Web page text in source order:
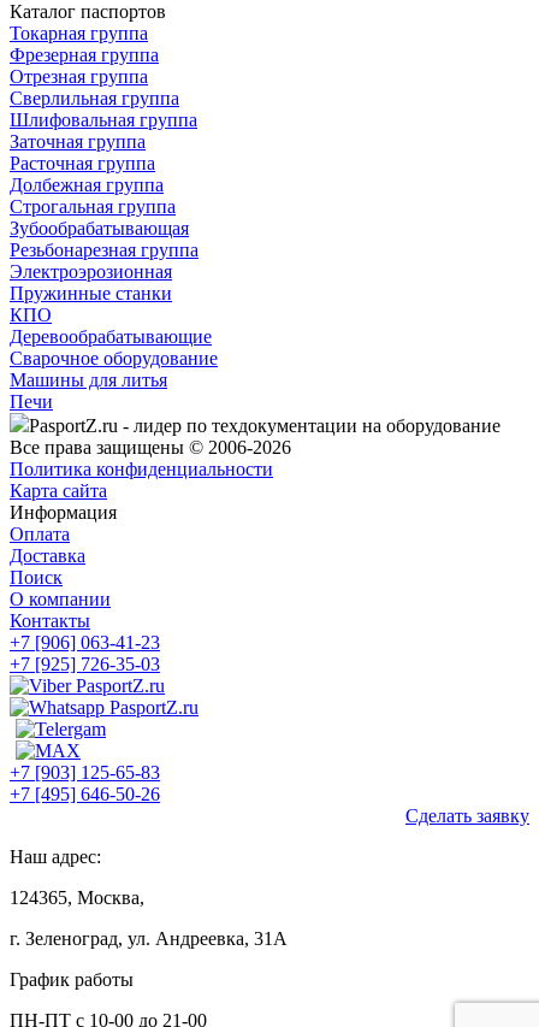
Каталог паспортов
Токарная группа
Фрезерная группа
Отрезная группа
Сверлильная группа
Шлифовальная группа
Заточная группа
Расточная группа
Долбежная группа
Строгальная группа
Зубообрабатывающая
Резьбонарезная группа
Электроэрозионная
Пружинные станки
КПО
Деревообрабатывающие
Сварочное оборудование
Машины для литья
Печи
PasportZ.ru - лидер по техдокументации на оборудование
Все права защищены © 2006-2026
Политика конфиденциальности
Карта сайта
Информация
Оплата
Доставка
Поиск
О компании
Контакты
+7 [906] 063-41-23
+7 [925] 726-35-03
+7 [903] 125-65-83
+7 [495] 646-50-26
Сделать заявку
Наш адрес:
124365, Москва,
г. Зеленоград, ул. Андреевка, 31А
График работы
ПН-ПТ с 10-00 до 21-00